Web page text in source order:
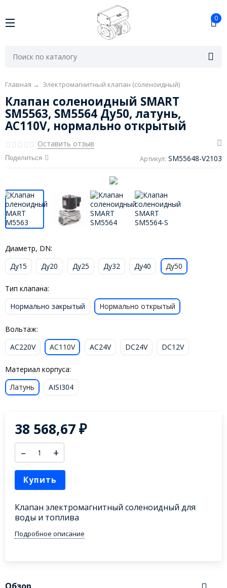
0
Главная → Электромагнитный клапан (соленоидный)
Клапан соленоидный SMART
SM5563, SM5564 Ду50, латунь,
AC110V, нормально открытый
Оставить отзыв
Поделиться Артикул: SM55648-V2103
Диаметр, DN:
Ду15
Ду20 Ду25 Ду32 Ду40 Ду50
Тип клапана:
Нормально закрытый
Нормально открытый
Вольтаж:
AC220V
AC110V AC24V DC24V DC12V
Материал корпуса:
Латунь
AISI304
38 568,67₽
– +
Купить
Клапан электромагнитный соленоидный для
воды и топлива
Подробное описание